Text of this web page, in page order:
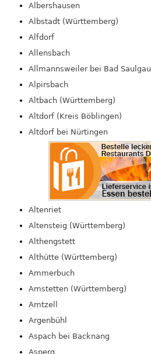
Albershausen
Albstadt (Württemberg)
Alfdorf
Allensbach
Allmannsweiler bei Bad Saulgau
Alpirsbach
Altbach (Württemberg)
Altdorf (Kreis Böblingen)
Altdorf bei Nürtingen
Altenriet
Altensteig (Württemberg)
Althengstett
Althütte (Württemberg)
Ammerbuch
Amstetten (Württemberg)
Amtzell
Argenbühl
Aspach bei Backnang
Asperg